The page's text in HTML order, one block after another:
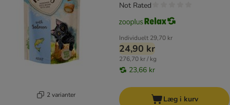
2 varianter
Individuelt 29,70 kr
24,90 kr
276,70 kr / kg
23,66 kr
Not Rated
Læg i kurv